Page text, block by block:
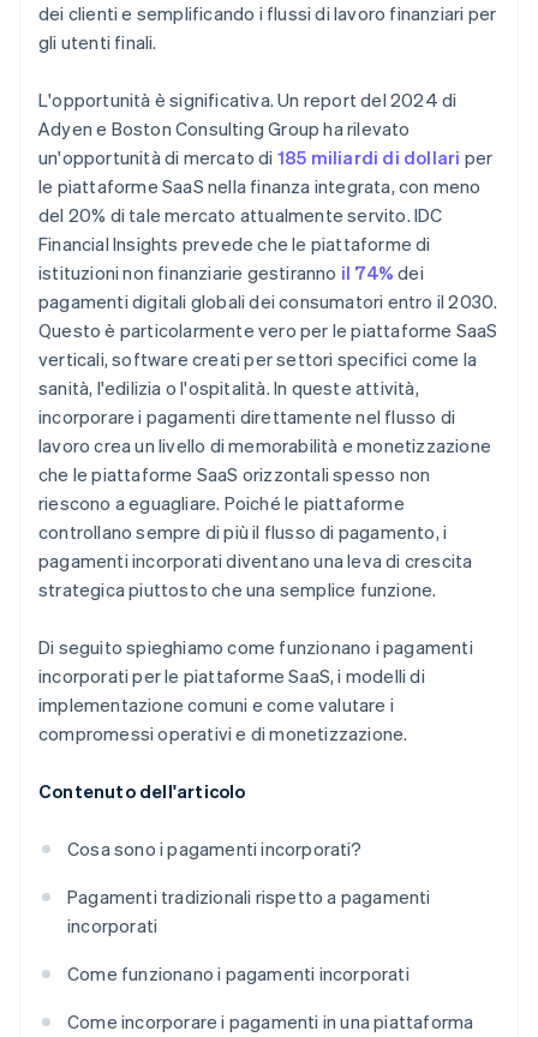
dei clienti e semplificando i flussi di lavoro finanziari per
gli utenti finali.
L'opportunità è significativa. Un report del 2024 di
Adyen e Boston Consulting Group ha rilevato
un'opportunità di mercato di 185 miliardi di dollari per
le piattaforme SaaS nella finanza integrata, con meno
del 20% di tale mercato attualmente servito. IDC
Financial Insights prevede che le piattaforme di
istituzioni non finanziarie gestiranno il 74% dei
pagamenti digitali globali dei consumatori entro il 2030.
Questo è particolarmente vero per le piattaforme SaaS
verticali, software creati per settori specifici come la
sanità, l'edilizia o l'ospitalità. In queste attività,
incorporare i pagamenti direttamente nel flusso di
lavoro crea un livello di memorabilità e monetizzazione
che le piattaforme SaaS orizzontali spesso non
riescono a eguagliare. Poiché le piattaforme
controllano sempre di più il flusso di pagamento, i
pagamenti incorporati diventano una leva di crescita
strategica piuttosto che una semplice funzione.
Di seguito spieghiamo come funzionano i pagamenti
incorporati per le piattaforme SaaS, i modelli di
implementazione comuni e come valutare i
compromessi operativi e di monetizzazione.
Contenuto dell'articolo
Cosa sono i pagamenti incorporati?
Pagamenti tradizionali rispetto a pagamenti
incorporati
Come funzionano i pagamenti incorporati
Come incorporare i pagamenti in una piattaforma